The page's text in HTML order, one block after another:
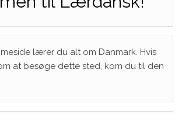
lærer du alt om Danmark. Hvis
at besøge dette sted, kom du til den